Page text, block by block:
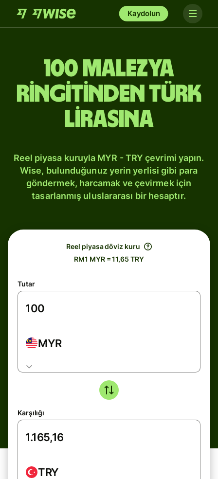
Kaydolun
100 Malezya
ringitinden Türk
lirasına
Reel piyasa kuruyla MYR - TRY çevrimi yapın.
Wise, bulunduğunuz yerin yerlisi gibi para
göndermek, harcamak ve çevirmek için
tasarlanmış uluslararası bir hesaptır.
Reel piyasa döviz kuru
RM1 MYR = 11,65 TRY
Tutar
MYR
Karşılığı
TRY